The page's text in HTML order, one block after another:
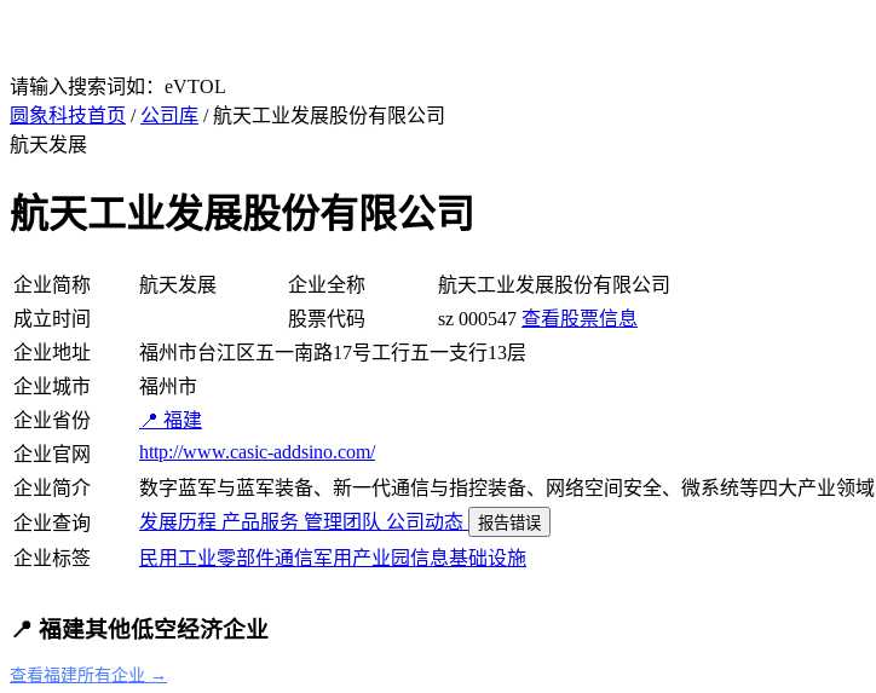
请输入搜索词如：eVTOL
圆象科技首页 / 公司库 / 航天工业发展股份有限公司
航天发展
航天工业发展股份有限公司
企业简称 航天发展 企业全称
航天工业发展股份有限公司
成立时间
股票代码 sz 000547 查看股票信息
企业地址
福州市台江区五一南路17号工行五一支行13层
企业城市
福州市
企业省份
📍 福建
企业官网
http://www.casic-addsino.com/
企业简介
数字蓝军与蓝军装备、新一代通信与指控装备、网络空间安全、微系统等四大产业领域
企业查询
发展历程 产品服务 管理团队 公司动态 报告错误
企业标签 民用 工业零部件通信军用 产业园信息基础设施
📍 福建其他低空经济企业
查看福建所有企业 →